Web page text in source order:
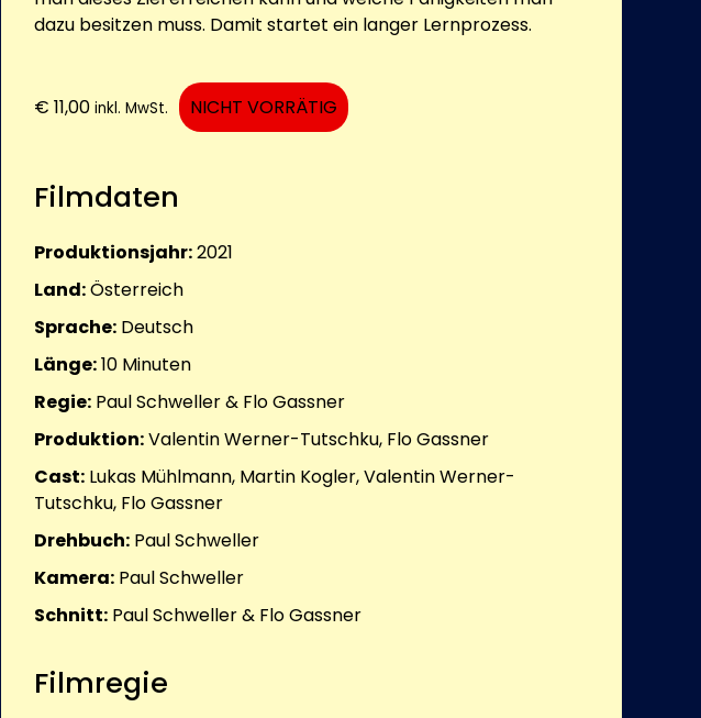
dazu besitzen muss. Damit startet ein langer Lernprozess.
€ 11,00 inkl. MwSt. NICHT VORRÄTIG
Filmdaten
Produktionsjahr:2021
Land:Österreich
Sprache: Deutsch
Länge:10 Minuten
Regie: Paul Schweller & Flo Gassner
Produktion:Valentin Werner-Tutschku, Flo Gassner
Cast: Lukas Mühlmann, Martin Kogler, Valentin Werner-
Tutschku, Flo Gassner
Drehbuch: Paul Schweller
Kamera: Paul Schweller
Schnitt: Paul Schweller & Flo Gassner
Filmregie